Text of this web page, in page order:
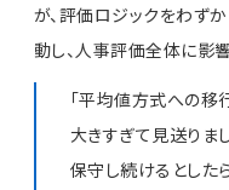
が、評価ロジックをわず
動し、人事評価全体に影
「平均値方式への移
大きすぎて見送りま
保守し続けるとした